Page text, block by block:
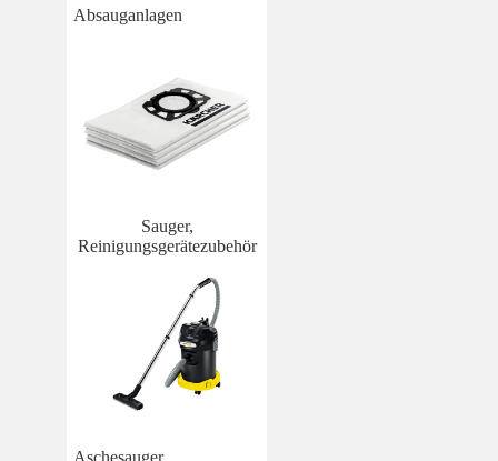
Absauganlagen
Sauger,
Reinigungsgerätezubehör
Aschesauger